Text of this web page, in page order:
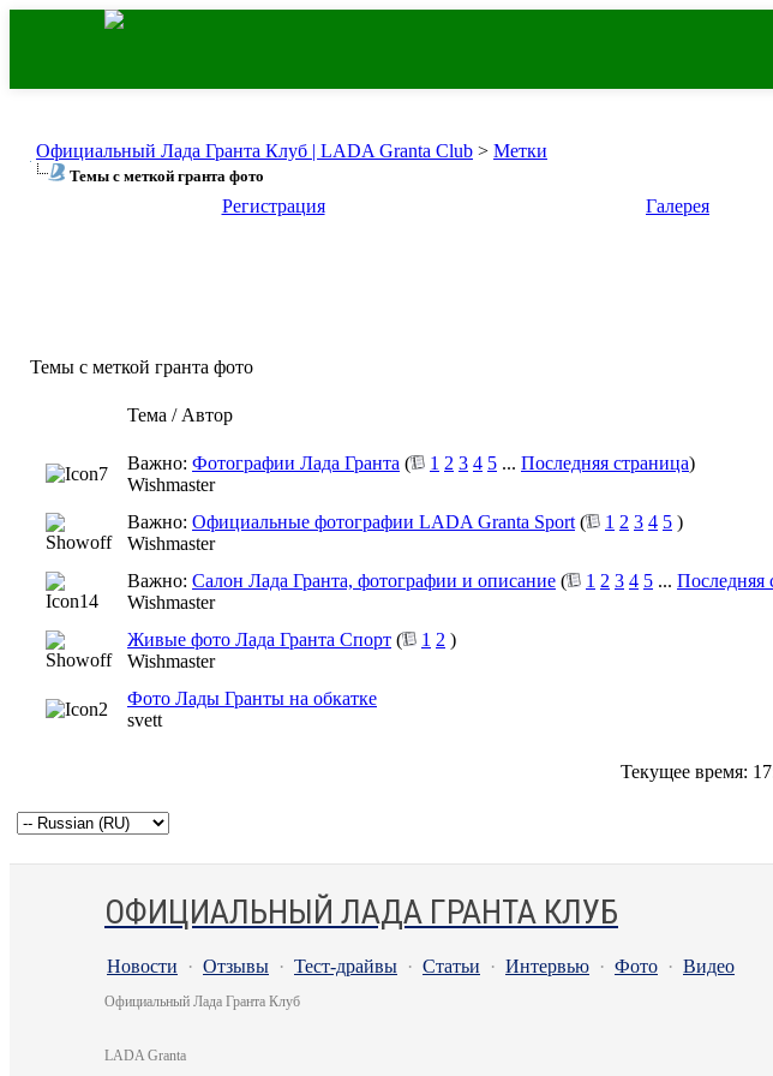
Официальный Лада Гранта Клуб | LADA Granta Club > Метки
Темы с меткой гранта фото
Регистрация
Галерея
Темы с меткой гранта фото
Тема / Автор
Важно: Фотографии Лада Гранта ( 1 2 3 4 5 ... Последняя страница)
Wishmaster
Важно: Официальные фотографии LADA Granta Sport ( 1 2 3 4 5 )
Wishmaster
Важно: Салон Лада Гранта, фотографии и описание ( 1 2 3 4 5 ... Последняя
Wishmaster
Живые фото Лада Гранта Спорт ( 1 2 )
Wishmaster
Фото Лады Гранты на обкатке
svett
Текущее время:
ОФИЦИАЛЬНЫЙ ЛАДА ГРАНТА КЛУБ
Новости · Отзывы · Тест-драйвы · Статьи · Интервью · Фото · Видео
Официальный Лада Гранта Клуб
LADA Granta